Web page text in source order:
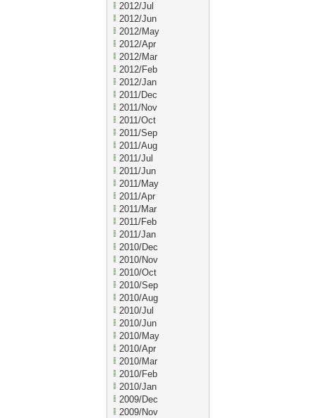
2012/Jul
2012/Jun
2012/May
2012/Apr
2012/Mar
2012/Feb
2012/Jan
2011/Dec
2011/Nov
2011/Oct
2011/Sep
2011/Aug
2011/Jul
2011/Jun
2011/May
2011/Apr
2011/Mar
2011/Feb
2011/Jan
2010/Dec
2010/Nov
2010/Oct
2010/Sep
2010/Aug
2010/Jul
2010/Jun
2010/May
2010/Apr
2010/Mar
2010/Feb
2010/Jan
2009/Dec
2009/Nov